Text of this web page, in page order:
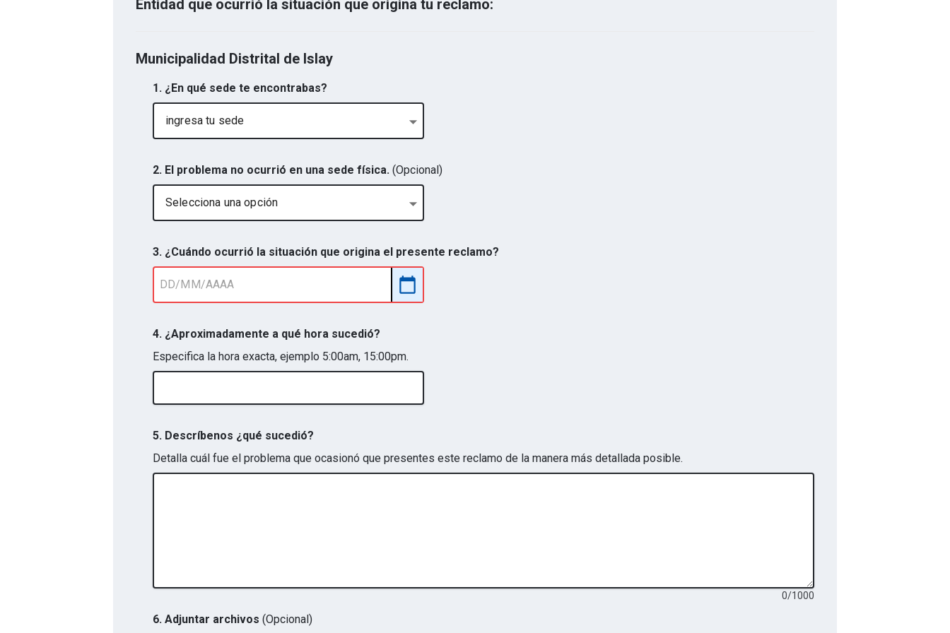
Entidad que ocurrió la situación que origina tu reclamo:
Municipalidad Distrital de Islay
1. ¿En qué sede te encontrabas?
ingresa tu sede
2. El problema no ocurrió en una sede física. (Opcional)
Selecciona una opción
3. ¿Cuándo ocurrió la situación que origina el presente reclamo?
4. ¿Aproximadamente a qué hora sucedió?
Especifica la hora exacta, ejemplo 5:00am, 15:00pm.
5. Descríbenos ¿qué sucedió?
Detalla cuál fue el problema que ocasionó que presentes este reclamo de la manera más detallada posible.
0/1000
6. Adjuntar archivos (Opcional)